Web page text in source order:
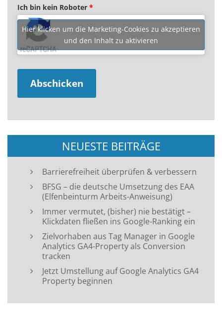
Ich bin kein Roboter *
Hier klicken um die Marketing-Cookies zu akzeptieren
und den Inhalt zu aktivieren
NEUESTE BEITRÄGE
Barrierefreiheit überprüfen & verbessern
BFSG – die deutsche Umsetzung des EAA
(Elfenbeinturm Arbeits-Anweisung)
Immer vermutet, (bisher) nie bestätigt –
Klickdaten fließen ins Google-Ranking ein
Zielvorhaben aus Tag Manager in Google
Analytics GA4-Property als Conversion
tracken
Jetzt Umstellung auf Google Analytics GA4
Property beginnen